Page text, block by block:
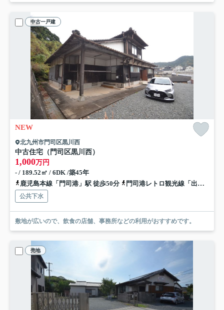
中古一戸建
NEW
北九州市門司区黒川西
中古住宅（門司区黒川西）
1,000万円
- / 189.52㎡ / 6DK /築45年
鹿児島本線「門司港」駅 徒歩50分
門司港レトロ観光線「出光美術館」駅 徒歩48分
公共下水
敷地が広いので、飲食の店舗、事務所などの利用がおすすめです。
売地